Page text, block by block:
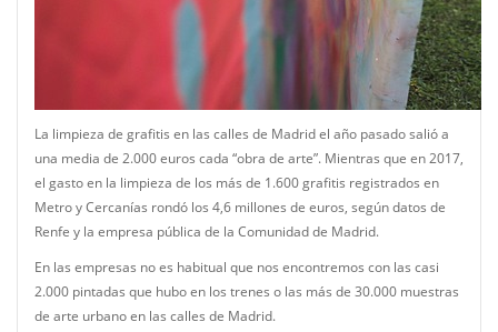
La limpieza de grafitis en las calles de Madrid el año pasado salió a
una media de 2.000 euros cada “obra de arte”. Mientras que en 2017,
el gasto en la limpieza de los más de 1.600 grafitis registrados en
Metro y Cercanías rondó los 4,6 millones de euros, según datos de
Renfe y la empresa pública de la Comunidad de Madrid.
En las empresas no es habitual que nos encontremos con las casi
2.000 pintadas que hubo en los trenes o las más de 30.000 muestras
de arte urbano en las calles de Madrid.